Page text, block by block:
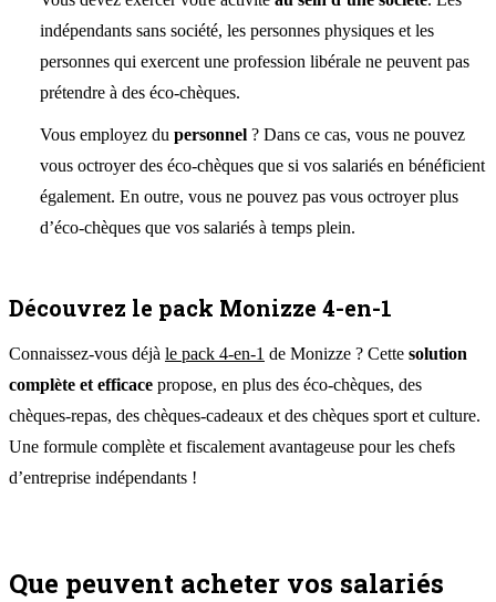
indépendants sans société, les personnes physiques et les
personnes qui exercent une profession libérale ne peuvent pas
prétendre à des éco-chèques.
Vous employez du personnel ? Dans ce cas, vous ne pouvez
vous octroyer des éco-chèques que si vos salariés en bénéficient
également. En outre, vous ne pouvez pas vous octroyer plus
d’éco-chèques que vos salariés à temps plein.
Découvrez le pack Monizze 4-en-1
Connaissez-vous déjà le pack 4-en-1 de Monizze ? Cette solution
complète et efficace propose, en plus des éco-chèques, des
chèques-repas, des chèques-cadeaux et des chèques sport et culture.
Une formule complète et fiscalement avantageuse pour les chefs
d’entreprise indépendants !
Que peuvent acheter vos salariés